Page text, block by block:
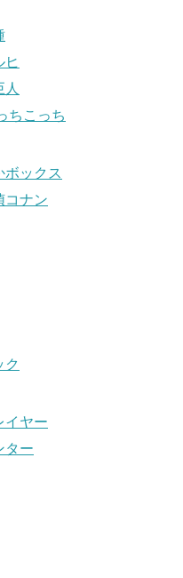
ヒ
ちこっち
ボックス
コナン
ク
イヤー
ター